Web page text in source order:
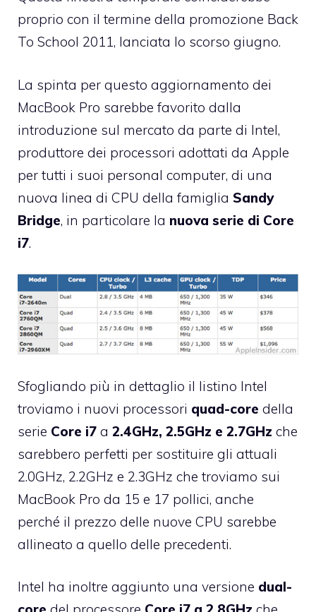
proprio con il termine della promozione Back
To School 2011, lanciata lo scorso giugno.
La spinta per questo aggiornamento dei
MacBook Pro sarebbe favorito dalla
introduzione sul mercato da parte di Intel,
produttore dei processori adottati da Apple
per tutti i suoi personal computer, di una
nuova linea di CPU della famiglia Sandy
Bridge, in particolare la nuova serie di Core
i7.
Sfogliando più in dettaglio il listino Intel
troviamo i nuovi processori quad-core della
serie Core i7 a 2.4GHz, 2.5GHz e 2.7GHz che
sarebbero perfetti per sostituire gli attuali
2.0GHz, 2.2GHz e 2.3GHz che troviamo sui
MacBook Pro da 15 e 17 pollici, anche
perché il prezzo delle nuove CPU sarebbe
allineato a quello delle precedenti.
Intel ha inoltre aggiunto una versione dual-